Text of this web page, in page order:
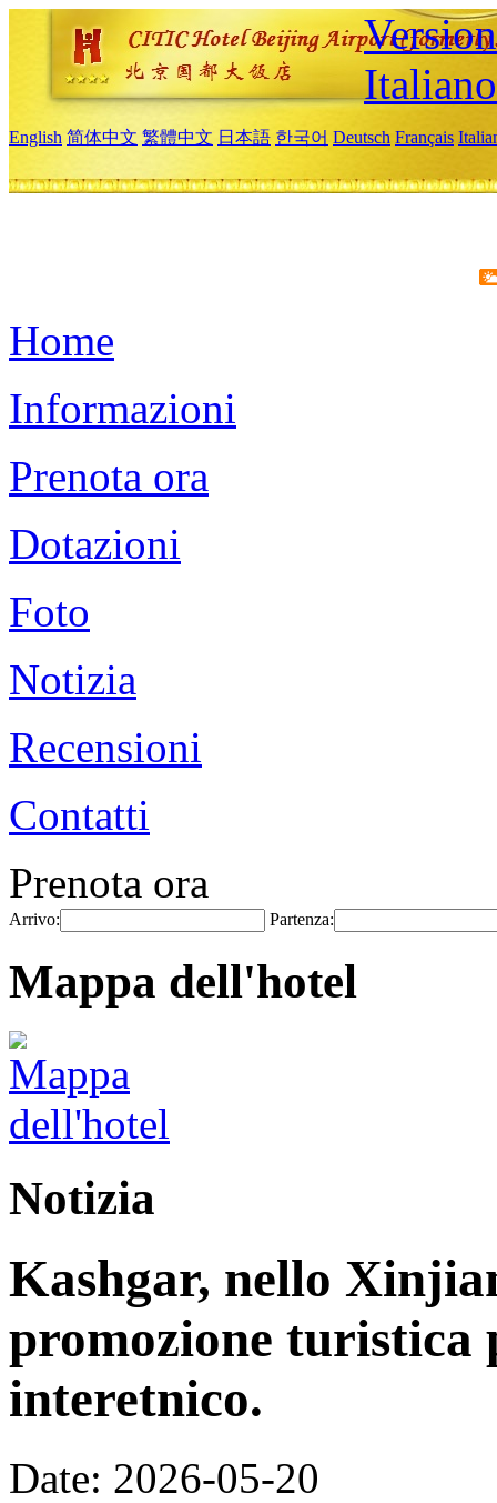
Italiano
English 简体中文 繁體中文 日本語 한국어 Deutsch Français
Home
Informazioni
Prenota ora
Dotazioni
Foto
Notizia
Recensioni
Contatti
Prenota ora
Arrivo: Partenza:
Mappa dell'hotel
Notizia
Kashgar, nello
promozione turistica
interetnico.
Date: 2026-05-20